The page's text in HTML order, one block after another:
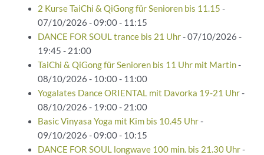
2 Kurse TaiChi & QiGong für Senioren bis 11.15 -
07/10/2026 - 09:00 - 11:15
DANCE FOR SOUL trance bis 21 Uhr- 07/10/2026 -
19:45 - 21:00
TaiChi & QiGong für Senioren bis 11 Uhr mit Martin-
08/10/2026 - 10:00 - 11:00
Yogalates Dance ORIENTAL mit Davorka 19-21 Uhr-
08/10/2026 - 19:00 - 21:00
Basic Vinyasa Yoga mit Kim bis 10.45 Uhr-
09/10/2026 - 09:00 - 10:15
DANCE FOR SOUL longwave 100 min. bis 21.30 Uhr-